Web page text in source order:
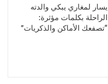
يسار لمغاري يبكي والدته
الراحلة بكلمات مؤثرة:
“تصفعك الأماكن والذكريات”